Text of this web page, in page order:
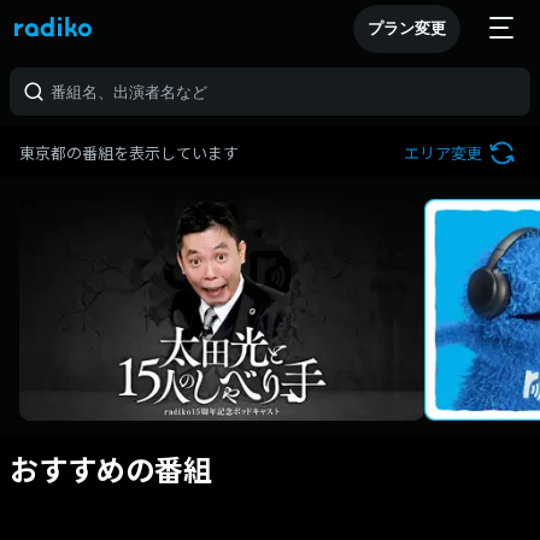
プラン変更
東京都の番組を表示しています エリア変更
おすすめの番組